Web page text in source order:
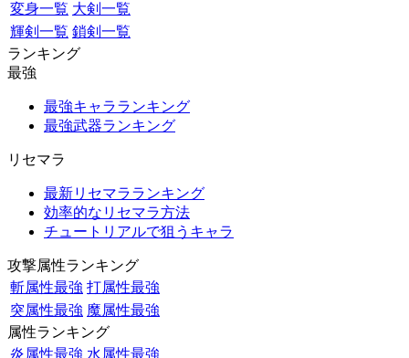
変身一覧 大剣一覧
輝剣一覧 鎖剣一覧
ランキング
最強
最強キャラランキング
最強武器ランキング
リセマラ
最新リセマラランキング
効率的なリセマラ方法
チュートリアルで狙うキャラ
攻撃属性ランキング
斬属性最強 打属性最強
突属性最強 魔属性最強
属性ランキング
炎属性最強 水属性最強